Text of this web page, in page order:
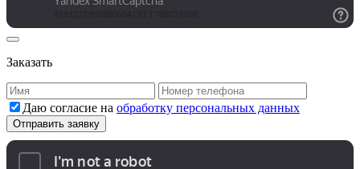
Заказать
Даю согласие на обработку персональных данных